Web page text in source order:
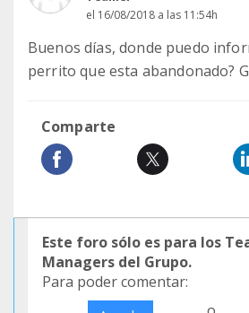
el 16/08/2018 a las 11:54h
Buenos días, donde puedo
perrito que esta abandonado?
Comparte
Este foro sólo es para los
Managers del Grupo.
Para poder comentar: